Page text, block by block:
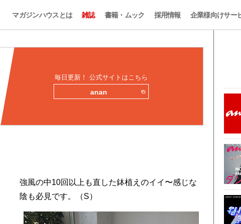
マガジンハウスとは 雑誌 書籍・ムック 採用情報 企業様向けサー
毎日更新！ 公式サイトはこちら
anan
強風の中10回以上も直した鉢植えのイイ〜感じな
陰も必見です。（S）